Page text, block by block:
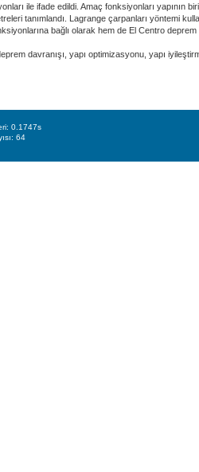
ile ifade edildi. Amaç fonksiyonları
tanımlandı. Lagrange çarpanları yöntemi
bağlı olarak hem de El Centro deprem
davranışı, yapı optimizasyonu, yapı
0.1747s
64